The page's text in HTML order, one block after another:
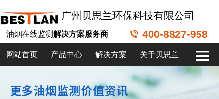
广州贝思兰环保科技有限公司
油烟在线监测解决方案服务商 400-8827-958
网站首页 产品中心 解决方案 关于贝思兰